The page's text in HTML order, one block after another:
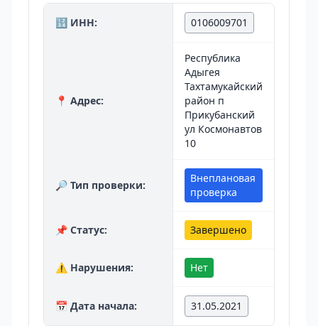
🔢 ИНН: 0106009701
📍 Адрес:
Республика
Адыгея
Тахтамукайский
район п
Прикубанский
ул Космонавтов
10
🔎 Тип проверки:
Внеплановая
проверка
📌 Статус: Завершено
⚠️ Нарушения: Нет
📅 Дата начала: 31.05.2021